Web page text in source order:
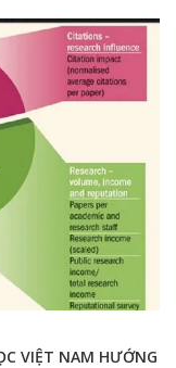
VIỆT NAM HƯỚNG